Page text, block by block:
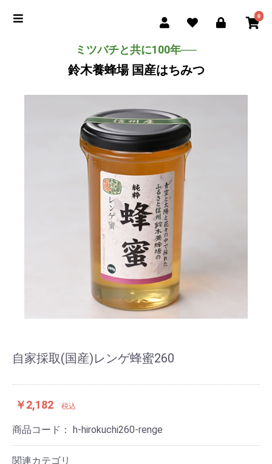
0
ミツバチと共に100年──
鈴木養蜂場 国産はちみつ
自家採取(国産)レンゲ蜂蜜260
￥2,182 税込
商品コード： h-hirokuchi260-renge
関連カテゴリ